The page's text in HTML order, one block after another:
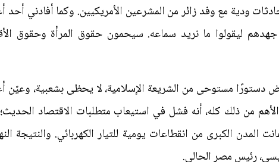
ودية مع وفد زائر من المشرعين الأمريكيين. وكما أفادني أحد
ليقولوا ما نريد سماعه. سيحمون حقوق المرأة وحقوق
دستورًا مستوحى من الشريعة الإسلامية، لا يحظى بشعبية، وعيّن
من ذلك كله، أنه فشل في استيعاب متطلبات الاقتصاد
المدن الكبرى من انقطاعات يومية للتيار الكهربائي. والنتيجة